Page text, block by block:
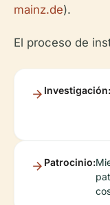
mainz.de).
El proceso de
Investigación:
Patrocinio: